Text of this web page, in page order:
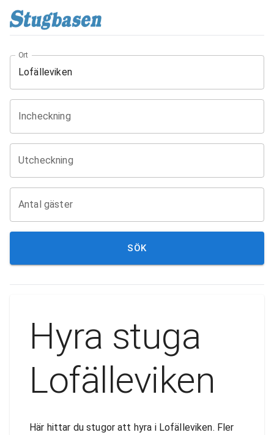
Ort
Incheckning
Utcheckning
Antal gäster
SÖK
Hyra stuga
Lofälleviken
Här hittar du stugor att hyra i Lofälleviken. Fler